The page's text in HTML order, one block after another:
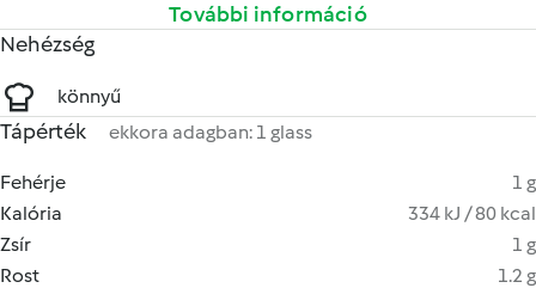
További információ
Nehézség
könnyű
Tápérték ekkora adagban: 1 glass
Fehérje
1 g
Kalória
334 kJ / 80 kcal
Zsír
1 g
Rost
1.2 g